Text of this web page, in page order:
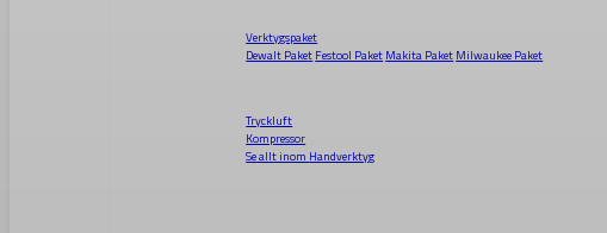
Verktygspaket
Dewalt Paket Festool Paket Makita Paket Milwaukee Paket
Tryckluft
Kompressor
Se allt inom Handverktyg